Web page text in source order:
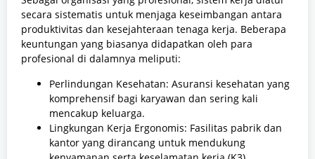
secara sistematis untuk menjaga keseimbangan antara
produktivitas dan kesejahteraan tenaga kerja. Beberapa
keuntungan yang biasanya didapatkan oleh para
profesional di dalamnya meliputi:
Perlindungan Kesehatan: Asuransi kesehatan yang
komprehensif bagi karyawan dan sering kali
mencakup keluarga.
Lingkungan Kerja Ergonomis: Fasilitas pabrik dan
kantor yang dirancang untuk mendukung